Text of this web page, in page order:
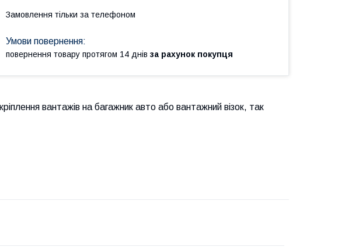
Замовлення тільки за телефоном
повернення товару протягом 14 днів за рахунок покупця
вантажів на багажник авто або вантажний візок, так